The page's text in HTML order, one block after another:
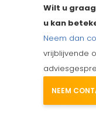
Wilt u graag
u kan
Neem dan
vrijblijvende
NEEM